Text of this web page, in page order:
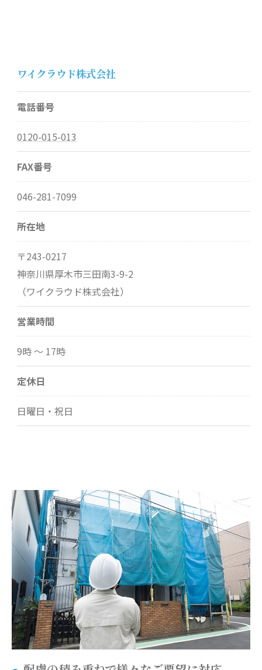
ワイクラウド株式会社
電話番号
0120-015-013
FAX番号
046-281-7099
所在地
〒243-0217
神奈川県厚木市三田南3-9-2
（ワイクラウド株式会社）
営業時間
9時 〜 17時
定休日
日曜日・祝日